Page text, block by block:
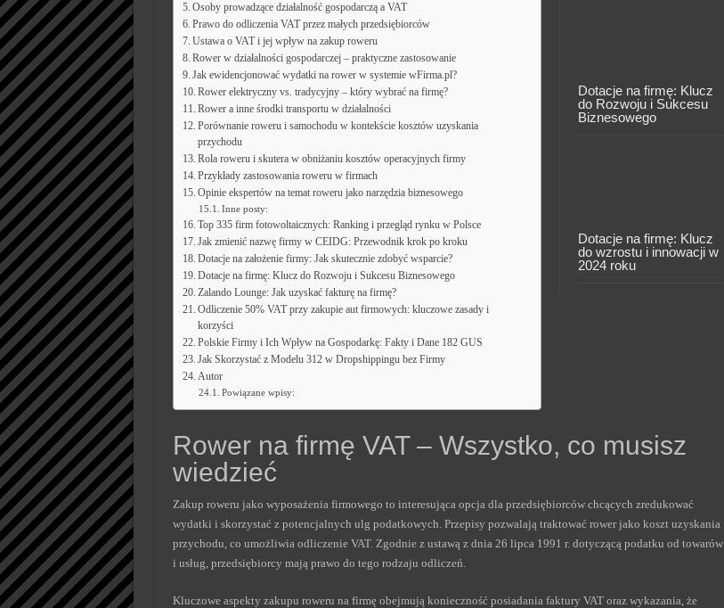
Dotacje na firmę: Klucz
do Rozwoju i Sukcesu
Biznesowego
Dotacje na firmę: Klucz
do wzrostu i innowacji w
2024 roku
Osoby prowadzące działalność gospodarczą a VAT
Prawo do odliczenia VAT przez małych przedsiębiorców
Ustawa o VAT i jej wpływ na zakup roweru
Rower w działalności gospodarczej – praktyczne zastosowanie
Jak ewidencjonować wydatki na rower w systemie wFirma.pl?
Rower elektryczny vs. tradycyjny – który wybrać na firmę?
Rower a inne środki transportu w działalności
Porównanie roweru i samochodu w kontekście kosztów uzyskania
przychodu
Rola roweru i skutera w obniżaniu kosztów operacyjnych firmy
Przykłady zastosowania roweru w firmach
Opinie ekspertów na temat roweru jako narzędzia biznesowego
Inne posty:
Top 335 firm fotowoltaicznych: Ranking i przegląd rynku w Polsce
Jak zmienić nazwę firmy w CEIDG: Przewodnik krok po kroku
Dotacje na założenie firmy: Jak skutecznie zdobyć wsparcie?
Dotacje na firmę: Klucz do Rozwoju i Sukcesu Biznesowego
Zalando Lounge: Jak uzyskać fakturę na firmę?
Odliczenie 50% VAT przy zakupie aut firmowych: kluczowe zasady i
korzyści
Polskie Firmy i Ich Wpływ na Gospodarkę: Fakty i Dane 182 GUS
Jak Skorzystać z Modelu 312 w Dropshippingu bez Firmy
Autor
Powiązane wpisy:
Rower na firmę VAT – Wszystko, co musisz
wiedzieć
Zakup roweru jako wyposażenia firmowego to interesująca opcja dla przedsiębiorców chcących zredukować
wydatki i skorzystać z potencjalnych ulg podatkowych. Przepisy pozwalają traktować rower jako koszt uzyskania
przychodu, co umożliwia odliczenie VAT. Zgodnie z ustawą z dnia 26 lipca 1991 r. dotyczącą podatku od towarów
i usług, przedsiębiorcy mają prawo do tego rodzaju odliczeń.
Kluczowe aspekty zakupu roweru na firmę obejmują konieczność posiadania faktury VAT oraz wykazania, że